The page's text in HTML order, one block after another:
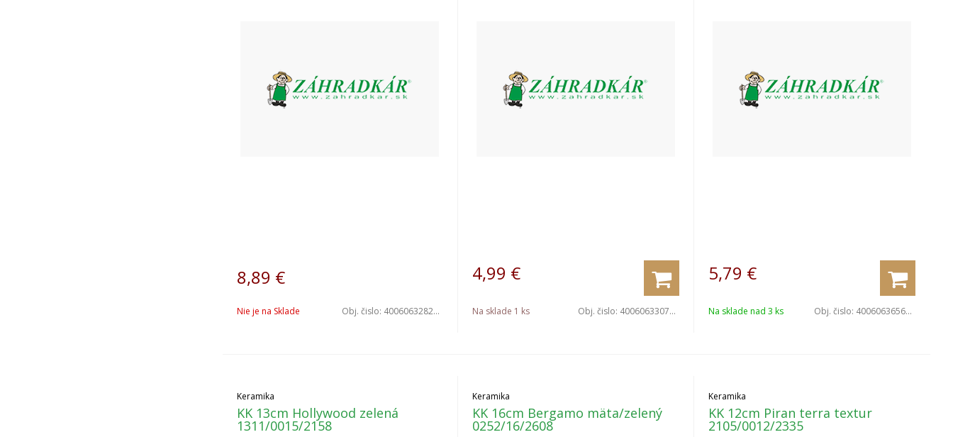
8,89 €
Nie je na Sklade Obj. čislo: 4006063282571
4,99 €
Na sklade 1 ks Obj. čislo: 4006063307045
5,79 €
Na sklade nad 3 ks Obj. čislo: 4006063656600
Keramika
KK 13cm Hollywood zelená
1311/0015/2158
Keramika
KK 16cm Bergamo mäta/zelený
0252/16/2608
Keramika
KK 12cm Piran terra textur
2105/0012/2335